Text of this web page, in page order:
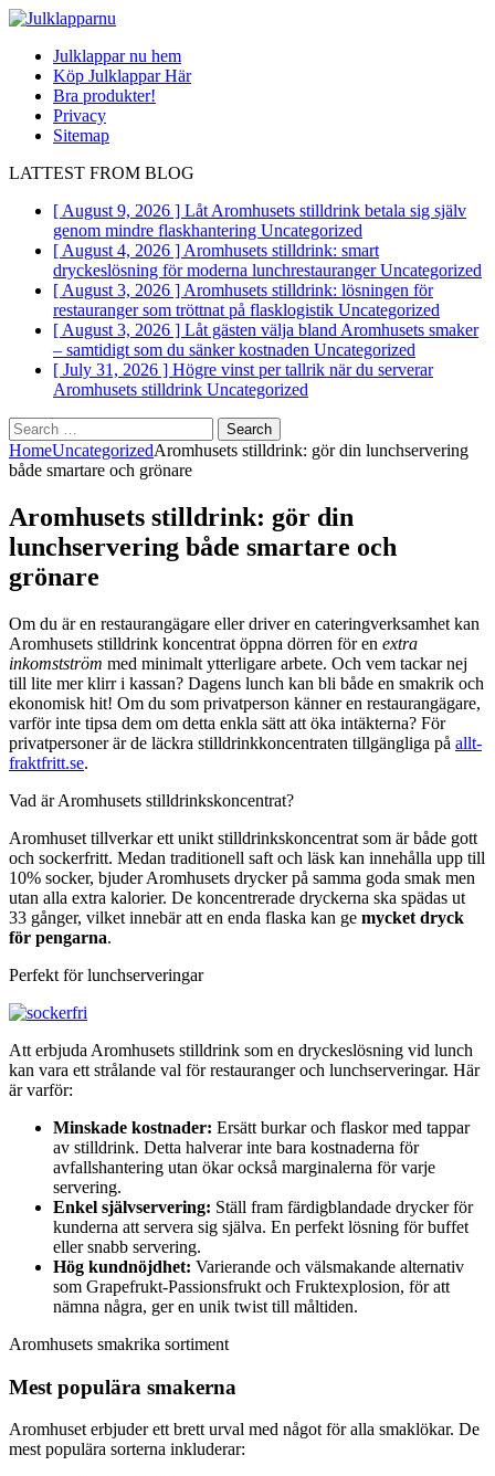
Julklappar nu hem
Köp Julklappar Här
Bra produkter!
Privacy
Sitemap
LATTEST FROM BLOG
[ August 9, 2026 ] Låt Aromhusets stilldrink betala sig själv
genom mindre flaskhantering Uncategorized
[ August 4, 2026 ] Aromhusets stilldrink: smart
dryckeslösning för moderna lunchrestaurangerUncategorized
[ August 3, 2026 ] Aromhusets stilldrink: lösningen för
restauranger som tröttnat på flasklogistik Uncategorized
[ August 3, 2026 ] Låt gästen välja bland Aromhusets smaker
– samtidigt som du sänker kostnaden Uncategorized
[ July 31, 2026 ] Högre vinst per tallrik när du serverar
Aromhusets stilldrink Uncategorized
Search
for:
HomeUncategorizedAromhusets stilldrink: gör din lunchservering
både smartare och grönare
Aromhusets stilldrink: gör din
lunchservering både smartare och
grönare
Om du är en restaurangägare eller driver en cateringverksamhet kan
Aromhusets stilldrink koncentrat öppna dörren för en extra
inkomstström med minimalt ytterligare arbete. Och vem tackar nej
till lite mer klirr i kassan? Dagens lunch kan bli både en smakrik och
ekonomisk hit! Om du som privatperson känner en restaurangägare,
varför inte tipsa dem om detta enkla sätt att öka intäkterna? För
privatpersoner är de läckra stilldrinkkoncentraten tillgängliga på allt-
fraktfritt.se.
Vad är Aromhusets stilldrinkskoncentrat?
Aromhuset tillverkar ett unikt stilldrinkskoncentrat som är både gott
och sockerfritt. Medan traditionell saft och läsk kan innehålla upp till
10% socker, bjuder Aromhusets drycker på samma goda smak men
utan alla extra kalorier. De koncentrerade dryckerna ska spädas ut
33 gånger, vilket innebär att en enda flaska kan ge mycket dryck
för pengarna.
Perfekt för lunchserveringar
Att erbjuda Aromhusets stilldrink som en dryckeslösning vid lunch
kan vara ett strålande val för restauranger och lunchserveringar. Här
är varför:
Minskade kostnader: Ersätt burkar och flaskor med tappar
av stilldrink. Detta halverar inte bara kostnaderna för
avfallshantering utan ökar också marginalerna för varje
servering.
Enkel självservering: Ställ fram färdigblandade drycker för
kunderna att servera sig själva. En perfekt lösning för buffet
eller snabb servering.
Hög kundnöjdhet: Varierande och välsmakande alternativ
som Grapefrukt-Passionsfrukt och Fruktexplosion, för att
nämna några, ger en unik twist till måltiden.
Aromhusets smakrika sortiment
Mest populära smakerna
Aromhuset erbjuder ett brett urval med något för alla smaklökar. De
mest populära sorterna inkluderar: